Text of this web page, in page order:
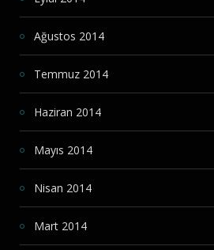
Ağustos 2014
Temmuz 2014
Haziran 2014
Mayıs 2014
Nisan 2014
Mart 2014